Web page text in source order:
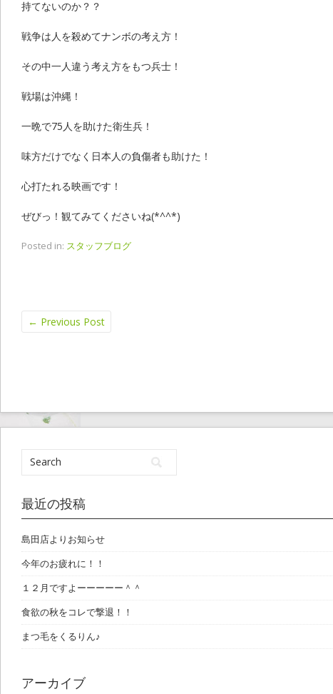
持てないのか？？
戦争は人を殺めてナンボの考え方！
その中一人違う考え方をもつ兵士！
戦場は沖縄！
一晩で75人を助けた衛生兵！
味方だけでなく日本人の負傷者も助けた！
心打たれる映画です！
ぜびっ！観てみてくださいね(*^^*)
Posted in: スタッフブログ
← Previous Post
最近の投稿
島田店よりお知らせ
今年のお疲れに！！
１２月ですよーーーーー＾＾
食欲の秋をコレで撃退！！
まつ毛をくるりん♪
アーカイブ